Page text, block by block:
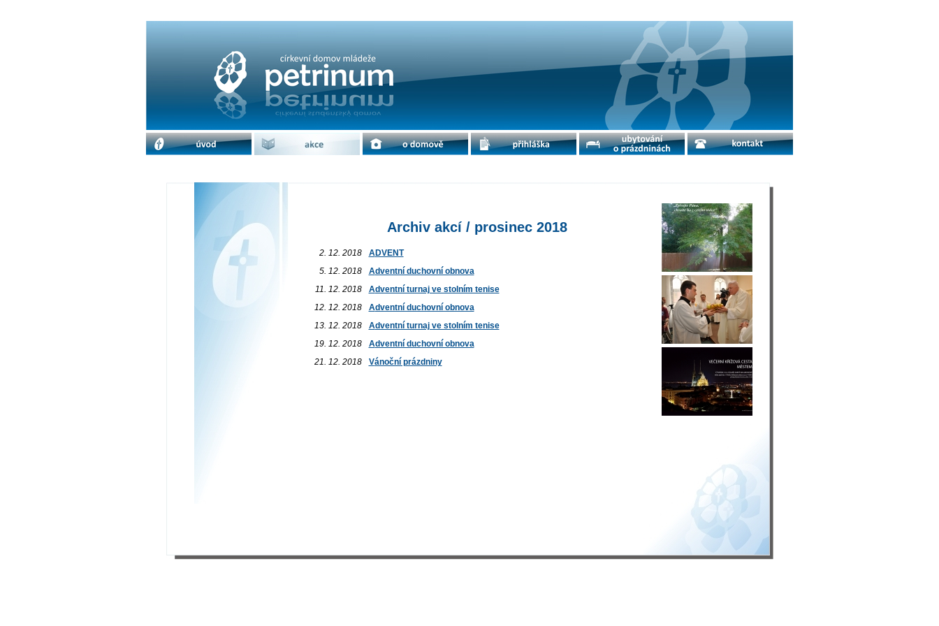
Archiv akcí / prosinec 2018 | cdm Petrinum
Archiv akcí / prosinec 2018
2. 12. 2018
ADVENT
5. 12. 2018
Adventní duchovní obnova
11. 12. 2018
Adventní turnaj ve stolním tenise
12. 12. 2018
Adventní duchovní obnova
13. 12. 2018
Adventní turnaj ve stolním tenise
19. 12. 2018
Adventní duchovní obnova
21. 12. 2018
Vánoční prázdniny
úvod akce o domově přihláška ubytování o prázdninách kontakt